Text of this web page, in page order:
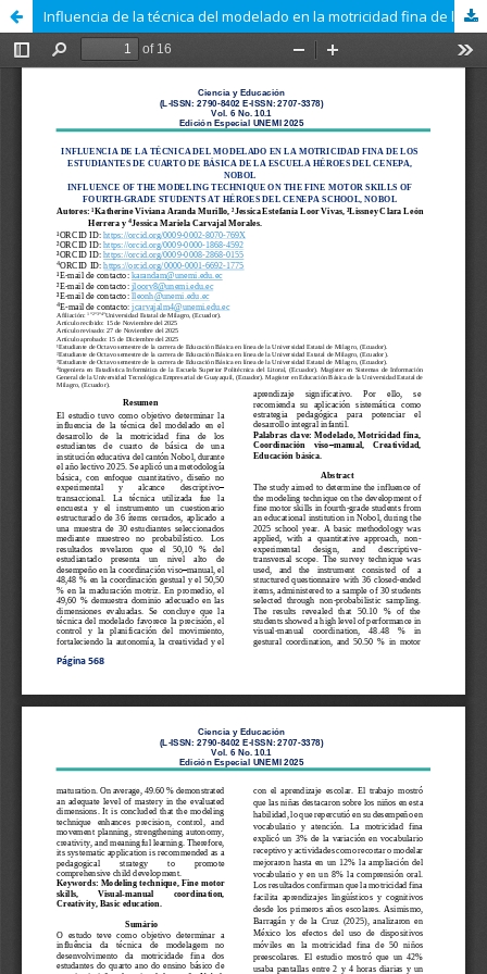
Influencia de la técnica del modelado en la motricidad fina de los estudiantes de cuarto de básica de la escuela héroes del Cenepa, Nobol